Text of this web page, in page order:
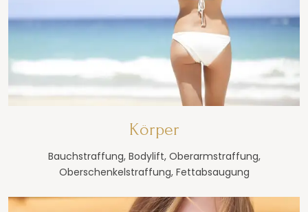
Körper
Bauchstraffung, Bodylift, Oberarmstraffung,
Oberschenkelstraffung, Fettabsaugung